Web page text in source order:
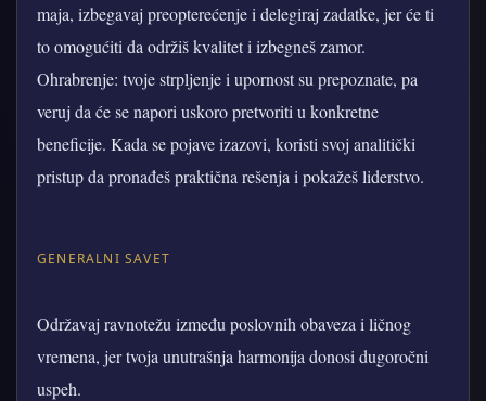
maja, izbegavaj preopterećenje i delegiraj zadatke, jer će ti
to omogućiti da održiš kvalitet i izbegneš zamor.
Ohrabrenje: tvoje strpljenje i upornost su prepoznate, pa
veruj da će se napori uskoro pretvoriti u konkretne
beneficije. Kada se pojave izazovi, koristi svoj analitički
pristup da pronađeš praktična rešenja i pokažeš liderstvo.
GENERALNI SAVET
Održavaj ravnotežu između poslovnih obaveza i ličnog
vremena, jer tvoja unutrašnja harmonija donosi dugoročni
uspeh.